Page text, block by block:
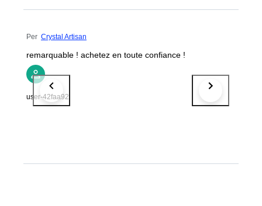
Per Crystal Artisan
remarquable ! achetez en toute confiance !
user-42faa92